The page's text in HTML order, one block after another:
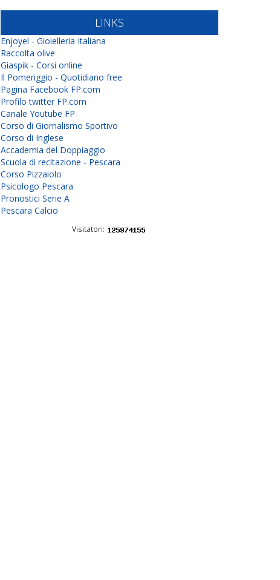
LINKS
Enjoyel - Gioielleria Italiana
Raccolta olive
Giaspik - Corsi online
Il Pomeriggio - Quotidiano free
Pagina Facebook FP.com
Profilo twitter FP.com
Canale Youtube FP
Corso di Giornalismo Sportivo
Corso di Inglese
Accademia del Doppiaggio
Scuola di recitazione - Pescara
Corso Pizzaiolo
Psicologo Pescara
Pronostici Serie A
Pescara Calcio
Visitatori: